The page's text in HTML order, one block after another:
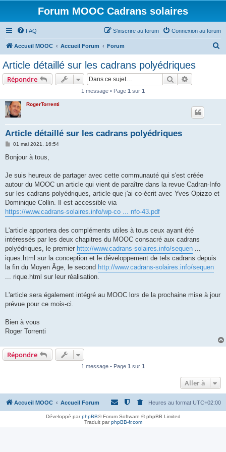
Forum MOOC Cadrans solaires
FAQ Connexion au forum
S’inscrire au forum
Accueil MOOC Accueil Forum Forum
Article détaillé sur les cadrans polyédriques
Répondre Rechercher
1 message • Page 1 sur 1
RogerTorrenti
Article détaillé sur les cadrans polyédriques
M
s
g
01 mai 2021, 16:54
Bonjour à tous,
Je suis heureux de partager avec cette communauté qui s'est créée
autour du MOOC un article qui vient de paraître dans la revue Cadran-Info
sur les cadrans polyédriques, article que j'ai co-écrit avec Yves Opizzo et
Dominique Collin. Il est accessible via
https://www.cadrans-solaires.info/wp-co ... nfo-43.pdf
L'article apportera des compléments utiles à tous ceux ayant été
intéressés par les deux chapitres du MOOC consacré aux cadrans
polyédriques, le premier http://www.cadrans-solaires.info/sequen ...
iques.html sur la conception et le développement de tels cadrans depuis
la fin du Moyen Âge, le second http://www.cadrans-solaires.info/sequen
... rique.html sur leur réalisation.
L'article sera également intégré au MOOC lors de la prochaine mise à jour
prévue pour ce mois-ci.
Bien à vous
Roger Torrenti
Répondre
1 message • Page 1 sur 1
Aller à
Accueil MOOC Accueil Forum Heures au format UTC+02:00
Développé parphpBB® Forum Software © phpBB Limited
Traduit parphpBB-fr.com